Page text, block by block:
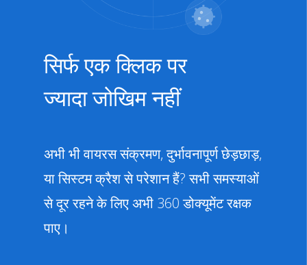
सिर्फ एक क्लिक पर
ज्यादा जोखिम नहीं
अभी भी वायरस संक्रमण, दुर्भावनापूर्ण छेड़छाड़,
या सिस्टम क्रैश से परेशान हैं? सभी समस्याओं
से दूर रहने के लिए अभी 360 डोक्यूमेंट रक्षक
पाए।